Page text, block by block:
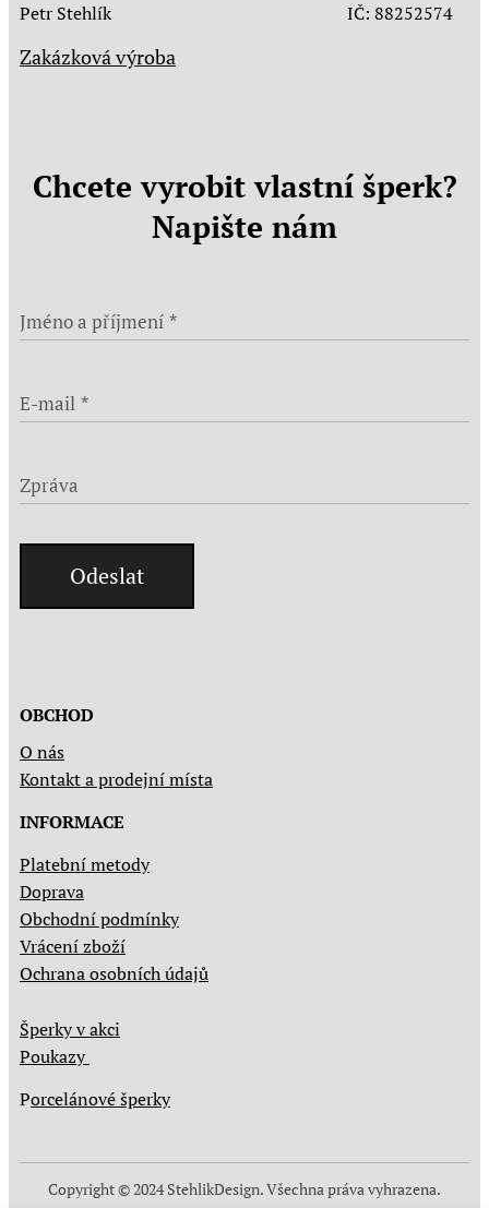
Petr Stehlík IČ: 88252574
Zakázková výroba
Chcete vyrobit vlastní šperk?
Napište nám
Jméno a příjmení
E-mail
Zpráva
Odeslat
OBCHOD
O nás
Kontakt a prodejní místa
INFORMACE
Platební metody
Doprava
Obchodní podmínky
Vrácení zboží
Ochrana osobních údajů
Šperky v akci
Poukazy
Porcelánové šperky
Copyright © 2024 StehlikDesign. Všechna práva vyhrazena.